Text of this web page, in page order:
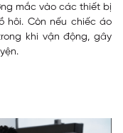
mắc vào các thiết bị
hôi. Còn nếu chiếc áo
khi vận động, gây